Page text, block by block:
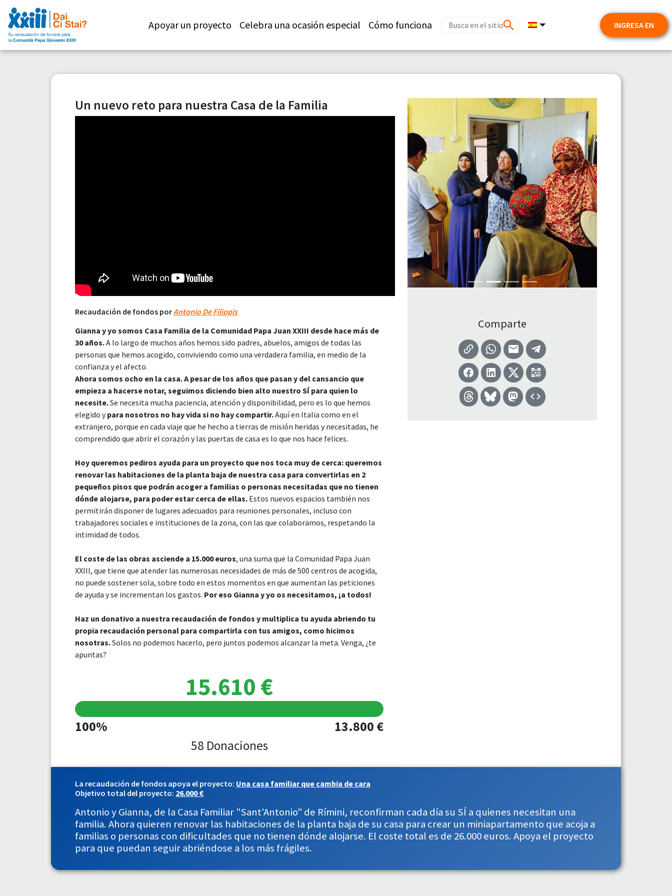
Apoyar un proyecto Celebra una ocasión especial Cómo funciona INGRESA EN
Un nuevo reto para nuestra Casa de la Familia
Recaudación de fondos porAntonio De Filippis
Gianna y yo somos Casa Familia de la Comunidad Papa Juan XXIII desde hace más de
30 años.A lo largo de muchos años hemos sido padres, abuelos, amigos de todas las
personas que hemos acogido, conviviendo como una verdadera familia, en medio de la
confianza y el afecto.
Ahora somos ocho en la casa. A pesar de los años que pasan y del cansancio que
empieza a hacerse notar, seguimos diciendo bien alto nuestro SÍ para quien lo
necesite.Se necesita mucha paciencia, atención y disponibilidad, pero es lo que hemos
elegido ypara nosotros no hay vida si no hay compartir.Aquí en Italia como en el
extranjero, porque en cada viaje que he hecho a tierras de misión heridas y necesitadas, he
comprendido que abrir el corazón y las puertas de casa es lo que nos hace felices.
Hoy queremos pediros ayuda para un proyecto que nos toca muy de cerca: queremos
renovar las habitaciones de la planta baja de nuestra casa para convertirlas en 2
pequeños pisos que podrán acoger a familias o personas necesitadas que no tienen
dónde alojarse, para poder estar cerca de ellas. Estos nuevos espacios también nos
permitirán disponer de lugares adecuados para reuniones personales, incluso con
trabajadores sociales e instituciones de la zona, con las que colaboramos, respetando la
intimidad de todos.
El coste de las obras asciende a 15.000 euros, una suma que la Comunidad Papa Juan
XXIII, que tiene que atender las numerosas necesidades de más de 500 centros de acogida,
no puede sostener sola, sobre todo en estos momentos en que aumentan las peticiones
de ayuda y se incrementan los gastos. Por eso Gianna y yo os necesitamos, ¡a todos!
Haz un donativo a nuestra recaudación de fondos y multiplica tu ayuda abriendo tu
propia recaudación personal para compartirla con tus amigos, como hicimos
nosotras.Solos no podemos hacerlo, pero juntos podemos alcanzar la meta. Venga, ¿te
apuntas?
15.610 €
100%
13.800 €
58 Donaciones
Comparte
La recaudación de fondos apoya el proyecto: Una casa familiar que cambia de cara
Objetivo total del proyecto: 26.000 €
Antonio y Gianna, de la Casa Familiar "Sant'Antonio" de Rímini, reconfirman cada día su SÍ a quienes necesitan una
familia. Ahora quieren renovar las habitaciones de la planta baja de su casa para crear un miniapartamento que acoja a
familias o personas con dificultades que no tienen dónde alojarse. El coste total es de 26.000 euros. Apoya el proyecto
para que puedan seguir abriéndose a los más frágiles.